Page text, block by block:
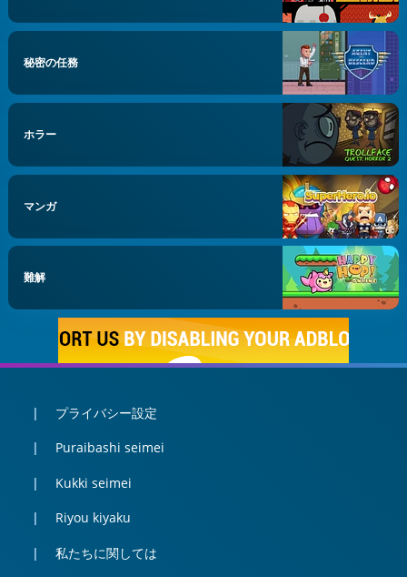
秘密の任務
ホラー
マンガ
難解
プライバシー設定
Puraibashi seimei
Kukki seimei
Riyou kiyaku
私たちに関しては